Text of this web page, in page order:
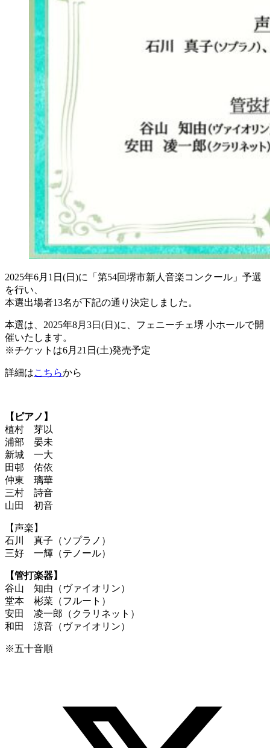
2025年6月1日(日)に「第54回堺市新人音楽コンクール」予選
を行い、
本選出場者13名が下記の通り決定しました。
本選は、2025年8月3日(日)に、フェニーチェ堺 小ホールで開
催いたします。
※チケットは6月21日(土)発売予定
詳細はこちらから
【ピアノ】
植村 芽以
浦部 晏未
新城 一大
田邨 佑依
仲東 璃華
三村 詩音
山田 初音
【声楽】
石川 真子（ソプラノ）
三好 一輝（テノール）
【管打楽器】
谷山 知由（ヴァイオリン）
堂本 彬菜（フルート）
安田 凌一郎（クラリネット）
和田 涼音（ヴァイオリン）
※五十音順